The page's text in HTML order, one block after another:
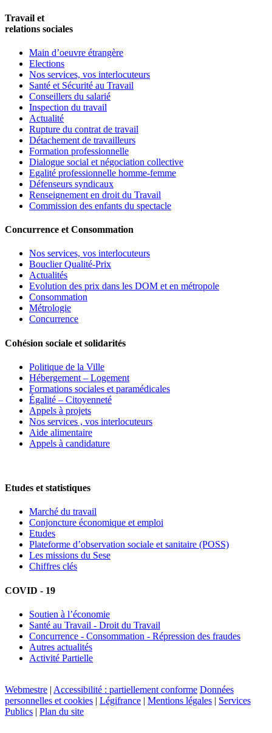
Travail et
relations sociales
Main d’oeuvre étrangère
Elections
Nos services, vos interlocuteurs
Santé et Sécurité au Travail
Conseillers du salarié
Inspection du travail
Actualité
Rupture du contrat de travail
Détachement de travailleurs
Formation professionnelle
Dialogue social et négociation collective
Egalité professionnelle homme-femme
Défenseurs syndicaux
Renseignement en droit du Travail
Commission des enfants du spectacle
Concurrence et Consommation
Nos services, vos interlocuteurs
Bouclier Qualité-Prix
Actualités
Evolution des prix dans les DOM et en métropole
Consommation
Métrologie
Concurrence
Cohésion sociale et solidarités
Politique de la Ville
Hébergement – Logement
Formations sociales et paramédicales
Égalité – Citoyenneté
Appels à projets
Nos services , vos interlocuteurs
Aide alimentaire
Appels à candidature
Etudes et statistiques
Marché du travail
Conjoncture économique et emploi
Etudes
Plateforme d’observation sociale et sanitaire (POSS)
Les missions du Sese
Chiffres clés
COVID - 19
Soutien à l’économie
Santé au Travail - Droit du Travail
Concurrence - Consommation - Répression des fraudes
Autres actualités
Activité Partielle
Webmestre | Accessibilité : partiellement conforme Données
personnelles et cookies | Légifrance | Mentions légales | Services
Publics | Plan du site